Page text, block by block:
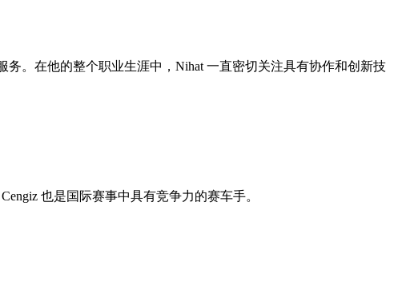
。在他的整个职业生涯中，Nihat 一直密切关注具有协作和创新技
也是国际赛事中具有竞争力的赛车手。